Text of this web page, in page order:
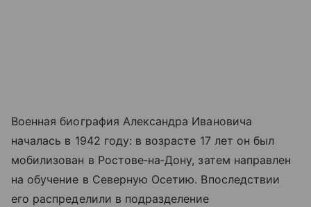
Военная биография Александра Ивановича
началась в 1942 году: в возрасте 17 лет он был
мобилизован в Ростове‑на‑Дону, затем направлен
на обучение в Северную Осетию. Впоследствии
его распределили в подразделение